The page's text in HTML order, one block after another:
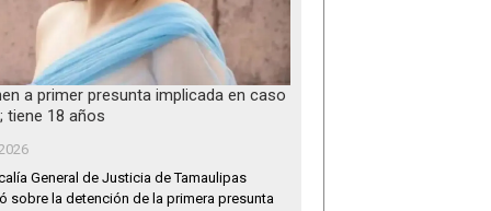
a primer presunta implicada en caso
tiene 18 años
General de Justicia de Tamaulipas
sobre la detención de la primera presunta